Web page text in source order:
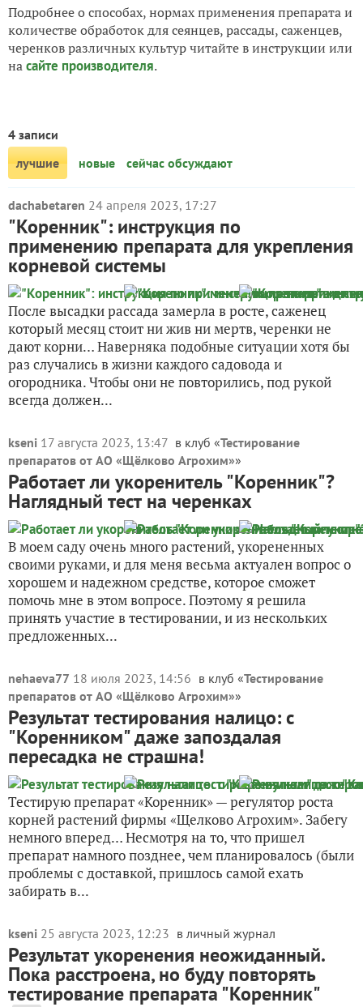
Подробнее о способах, нормах применения препарата и
количестве обработок для сеянцев, рассады, саженцев,
черенков различных культур читайте в инструкции или
насайте производителя.
4 записи
лучшие
новые сейчас обсуждают
dachabetaren 24 апреля 2023, 17:27
"Коренник": инструкция по
применению препарата для укрепления
корневой системы
После высадки рассада замерла в росте, саженец
который месяц стоит ни жив ни мертв, черенки не
дают корни… Наверняка подобные ситуации хотя бы
раз случались в жизни каждого садовода и
огородника. Чтобы они не повторились, под рукой
всегда должен...
kseni 17 августа 2023, 13:47 в клуб «Тестирование
препаратов от АО «Щёлково Агрохим»»
Работает ли укоренитель "Коренник"?
Наглядный тест на черенках
В моем саду очень много растений, укорененных
своими руками, и для меня весьма актуален вопрос о
хорошем и надежном средстве, которое сможет
помочь мне в этом вопросе. Поэтому я решила
принять участие в тестировании, и из нескольких
предложенных...
nehaeva77 18 июля 2023, 14:56 в клуб «Тестирование
препаратов от АО «Щёлково Агрохим»»
Результат тестирования налицо: с
"Коренником" даже запоздалая
пересадка не страшна!
Тестирую препарат «Коренник» — регулятор роста
корней растений фирмы «Щелково Агрохим». Забегу
немного вперед… Несмотря на то, что пришел
препарат намного позднее, чем планировалось (были
проблемы с доставкой, пришлось самой ехать
забирать в...
kseni 25 августа 2023, 12:23 в личный журнал
Результат укоренения неожиданный.
Пока расстроена, но буду повторять
тестирование препарата "Коренник"